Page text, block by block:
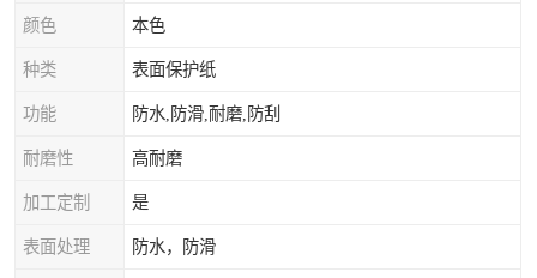
颜色 本色
种类 表面保护纸
功能 防水,防滑,耐磨,防刮
耐磨性 高耐磨
加工定制 是
表面处理 防水，防滑